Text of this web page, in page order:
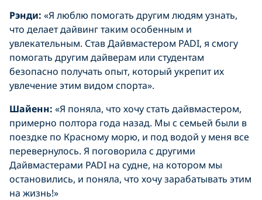
Рэнди: «Я люблю помогать другим людям узнать,
что делает дайвинг таким особенным и
увлекательным. Став Дайвмастером PADI, я смогу
помогать другим дайверам или студентам
безопасно получать опыт, который укрепит их
увлечение этим видом спорта».
Шайенн: «Я поняла, что хочу стать дайвмастером,
примерно полтора года назад. Мы с семьей были в
поездке по Красному морю, и под водой у меня все
перевернулось. Я поговорила с другими
Дайвмастерами PADI на судне, на котором мы
остановились, и поняла, что хочу зарабатывать этим
на жизнь!»